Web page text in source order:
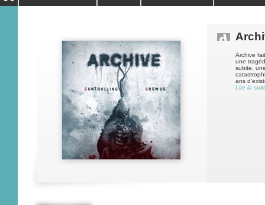
Archive
une
subite,
ans
Lire la